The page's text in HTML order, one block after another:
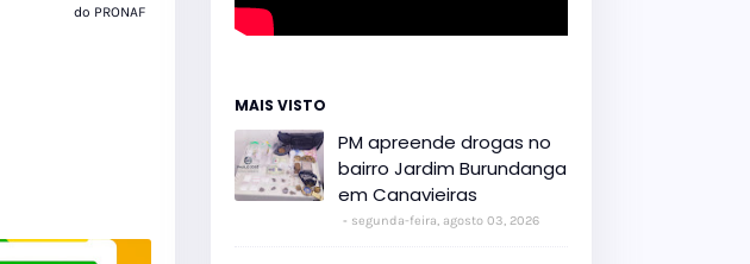
do PRONAF
MAIS VISTO
PM apreende drogas no
bairro Jardim Burundanga
em Canavieiras
segunda-feira, agosto 03, 2026